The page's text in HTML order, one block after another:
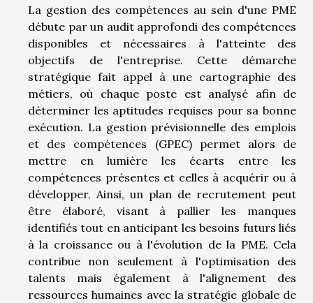
La gestion des compétences au sein d'une PME
débute par un audit approfondi des compétences
disponibles et nécessaires à l'atteinte des
objectifs de l'entreprise. Cette démarche
stratégique fait appel à une cartographie des
métiers, où chaque poste est analysé afin de
déterminer les aptitudes requises pour sa bonne
exécution. La gestion prévisionnelle des emplois
et des compétences (GPEC) permet alors de
mettre en lumière les écarts entre les
compétences présentes et celles à acquérir ou à
développer. Ainsi, un plan de recrutement peut
être élaboré, visant à pallier les manques
identifiés tout en anticipant les besoins futurs liés
à la croissance ou à l'évolution de la PME. Cela
contribue non seulement à l'optimisation des
talents mais également à l'alignement des
ressources humaines avec la stratégie globale de